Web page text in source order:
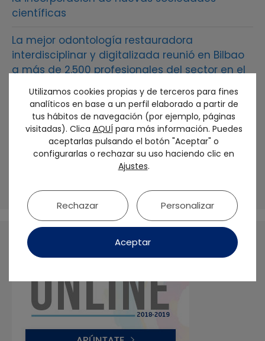
científicas
La mejor odontología restauradora
interdisciplinar y digitalizada reunió en Bilbao
a más de 2.500 profesionales del sector en el
SEPES otorga al Dr. Francisco Martínez Rus la
Medalla de Oro de la sociedad
El futuro de la prótesis sobre implantes debe
ser biológico y personalizado: No tratamos
Utilizamos cookies propias y de terceros para fines
analíticos en base a un perfil elaborado a partir de
tus hábitos de navegación (por ejemplo, páginas
visitadas). Clica AQUÍpara más información. Puedes
aceptarlas pulsando el botón "Aceptar" o
configurarlas o rechazar su uso haciendo clic en
Ajustes.
Aceptar
Rechazar Personalizar